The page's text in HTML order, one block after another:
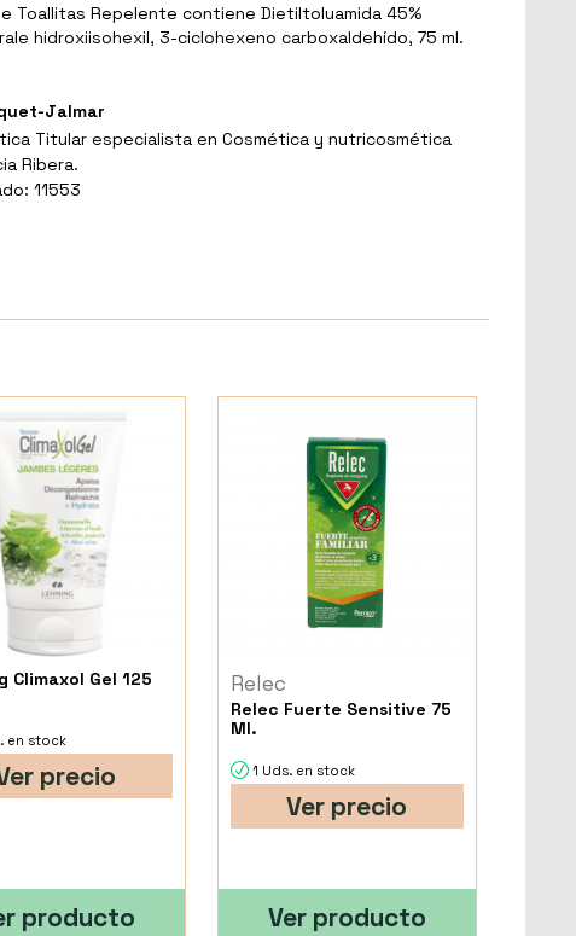
Toallitas Repelente contiene Dietiltoluamida 45%
hidroxiisohexil, 3-ciclohexeno carboxaldehído, 75 ml.
Jalmar
Titular especialista en Cosmética y nutricosmética
Ribera.
11553
Climaxol Gel 125
en stock
precio
producto
Relec
Relec Fuerte Sensitive 75
Ml.
1 Uds. en stock
Ver precio
Ver producto